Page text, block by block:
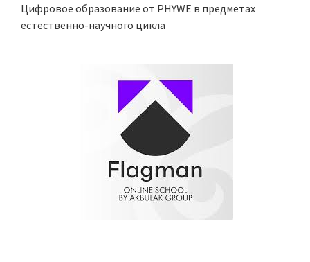
Цифровое образование от PHYWE в предметах
естественно-научного цикла